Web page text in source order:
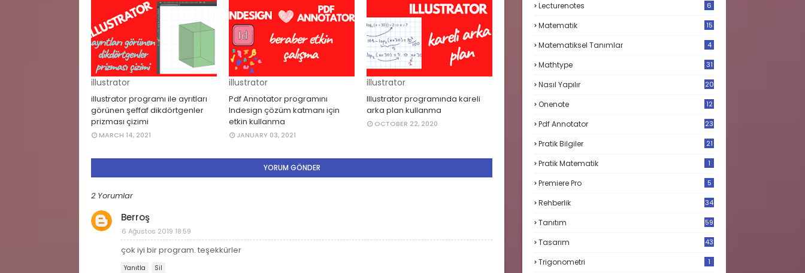
illustrator
illustrator programı ile ayrıtları
görünen şeffaf dikdörtgenler
prizması çizimi
MARCH 14, 2021
illustrator
Pdf Annotator programını
Indesign çözüm katmanı için
etkin kullanma
JANUARY 03, 2021
illustrator
Illustrator programında kareli
arka plan kullanma
OCTOBER 22, 2020
YORUM GÖNDER
2 Yorumlar
Berroş
6 Ağustos 2019 18:59
çok iyi bir program. teşekkürler
Yanıtla Sil
Lecturenotes 6
Matematik
15
Matematiksel Tanımlar 4
Mathtype 31
Nasıl Yapılır 20
Onenote 12
Pdf Annotator 23
Pratik Bilgiler 21
Pratik Matematik 1
Premiere Pro 5
Rehberlik 34
Tanıtım 59
Tasarım 43
Trigonometri 1